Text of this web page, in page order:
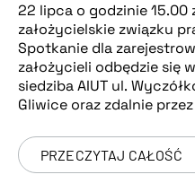
22 lipca o godzinie 15.00
założycielskie związku
Spotkanie dla
założycieli odbędzie się
siedziba AIUT ul.
Gliwice oraz zdalnie
PRZECZYTAJ CAŁOŚĆ